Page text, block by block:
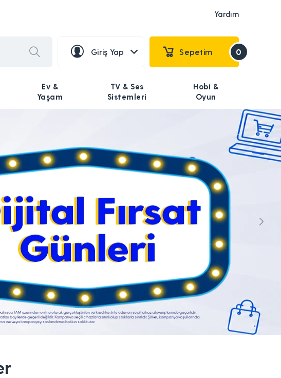
Yardım
Giriş Yap Sepetim 0
Ev &
Yaşam
TV & Ses
Sistemleri
Hobi &
Oyun